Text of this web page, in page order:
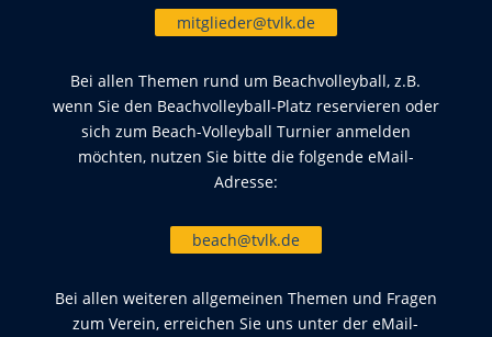
mitglieder@tvlk.de
Bei allen Themen rund um Beachvolleyball, z.B.
wenn Sie den Beachvolleyball-Platz reservieren oder
sich zum Beach-Volleyball Turnier anmelden
möchten, nutzen Sie bitte die folgende eMail-
Adresse:
beach@tvlk.de
Bei allen weiteren allgemeinen Themen und Fragen
zum Verein, erreichen Sie uns unter der eMail-